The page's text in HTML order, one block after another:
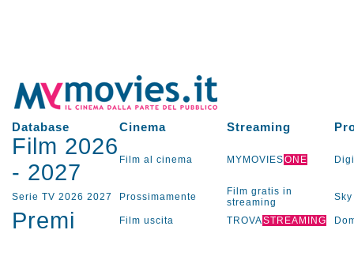
Database Cinema Streaming
Film 2026
- 2027 Film al cinema MYMOVIESONE
Serie TV 2026 2027 Prossimamente
Film gratis in
streaming
Sky
Premi Film uscita TROVASTREAMING